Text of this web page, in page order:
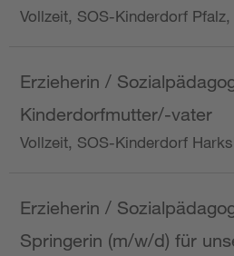
Vollzeit, SOS-Kinderdorf
Erzieherin /
Kinderdorfmutter/-vater
Vollzeit, SOS-Kinderdorf
Erzieherin /
Springerin (m/w/d) für